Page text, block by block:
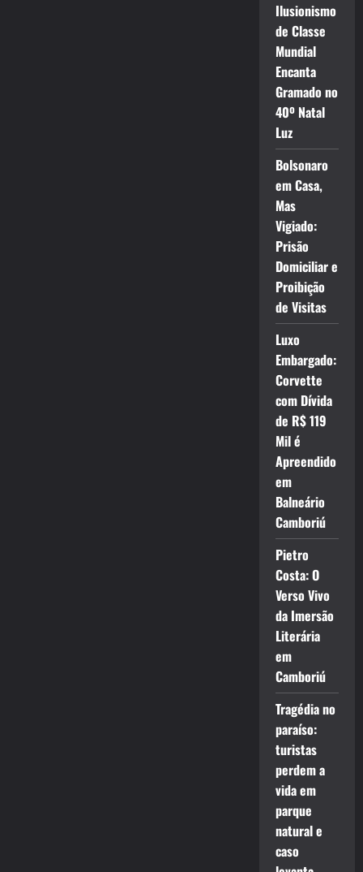
Ilusionismo
de Classe
Mundial
Encanta
Gramado no
40º Natal
Luz
Bolsonaro
em Casa,
Mas
Vigiado:
Prisão
Domiciliar e
Proibição
de Visitas
Luxo
Embargado:
Corvette
com Dívida
de R$ 119
Mil é
Apreendido
em
Balneário
Camboriú
Pietro
Costa: O
Verso Vivo
da Imersão
Literária
em
Camboriú
Tragédia no
paraíso:
turistas
perdem a
vida em
parque
natural e
caso